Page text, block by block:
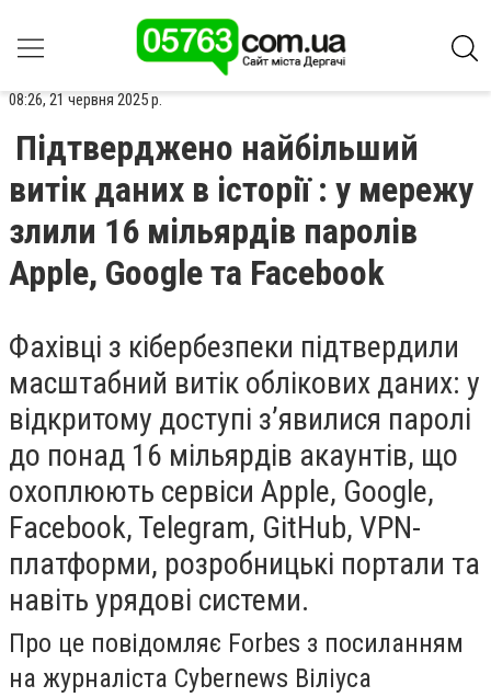
08:26, 21 червня 2025 р.
Підтверджено найбільший
витік даних в історії : у мережу
злили 16 мільярдів паролів
Apple, Google та Facebook
Фахівці з кібербезпеки підтвердили
масштабний витік облікових даних: у
відкритому доступі зʼявилися паролі
до понад 16 мільярдів акаунтів, що
охоплюють сервіси Apple, Google,
Facebook, Telegram, GitHub, VPN-
платформи, розробницькі портали та
навіть урядові системи.
Про це повідомляє Forbes з посиланням
на журналіста Cybernews Віліуса